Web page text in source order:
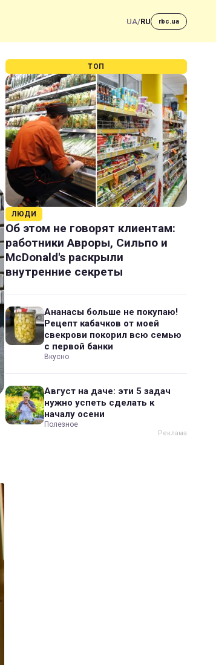
UA/RU rbc.ua
ТОП
ЛЮДИ
Об этом не говорят клиентам:
работники Авроры, Сильпо и
McDonald's раскрыли
внутренние секреты
Ананасы больше не покупаю!
Рецепт кабачков от моей
свекрови покорил всю семью
с первой банки
Вкусно
Август на даче: эти 5 задач
нужно успеть сделать к
началу осени
Полезное